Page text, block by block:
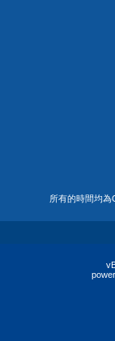
所有的時間均為